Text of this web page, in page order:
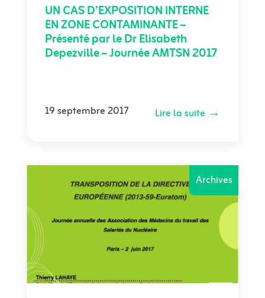
UN CAS D’EXPOSITION INTERNE
EN ZONE CONTAMINANTE –
Présenté par le Dr Elisabeth
Depezville – Journée AMTSN 2017
19 septembre 2017 Lire la suite →
Archives